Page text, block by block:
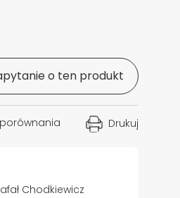
o ten produkt
Drukuj
Chodkiewicz